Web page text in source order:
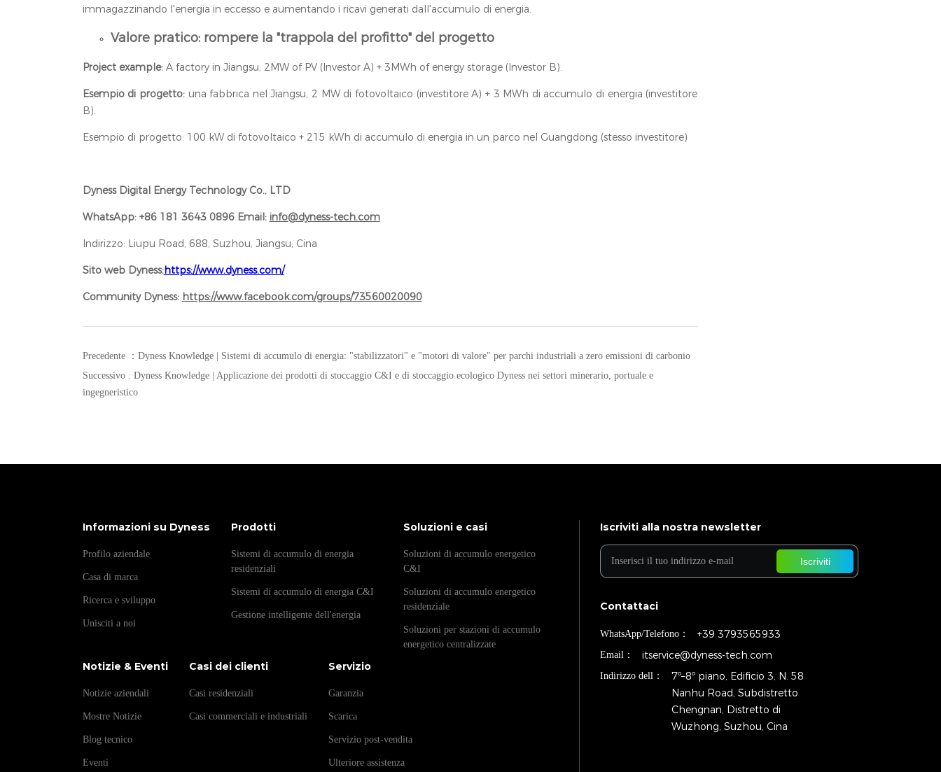
immagazzinando l'energia in eccesso e aumentando i ricavi generati dall'accumulo di energia.
Valore pratico: rompere la "trappola del profitto" del progetto
Project example: A factory in Jiangsu, 2MW of PV (Investor A) + 3MWh of energy storage (Investor B).
Esempio di progetto:una fabbrica nel Jiangsu, 2 MW di fotovoltaico (investitore A) + 3 MWh di accumulo di energia (investitore
B).
Esempio di progetto: 100 kW di fotovoltaico + 215 kWh di accumulo di energia in un parco nel Guangdong (stesso investitore)
Dyness Digital Energy Technology Co., LTD
WhatsApp: +86 181 3643 0896 Email: info@dyness-tech.com
Indirizzo: Liupu Road, 688, Suzhou, Jiangsu, Cina
Sito web Dyness:https://www.dyness.com/
Community Dyness: https://www.facebook.com/groups/73560020090
Precedente ：Dyness Knowledge | Sistemi di accumulo di energia: "stabilizzatori" e "motori di valore" per parchi industriali a zero emissioni di carbonio
Successivo : Dyness Knowledge | Applicazione dei prodotti di stoccaggio C&I e di stoccaggio ecologico Dyness nei settori minerario, portuale e
ingegneristico
Informazioni su Dyness
Profilo aziendale
Casa di marca
Ricerca e sviluppo
Unisciti a noi
Prodotti
Sistemi di accumulo di energia
residenziali
Sistemi di accumulo di energia C&I
Gestione intelligente dell'energia
Soluzioni e casi
Soluzioni di accumulo energetico
C&I
Soluzioni di accumulo energetico
residenziale
Soluzioni per stazioni di accumulo
energetico centralizzate
Notizie & Eventi
Notizie aziendali
Mostre Notizie
Blog tecnico
Eventi
Casi dei clienti
Casi residenziali
Casi commerciali e industriali
Servizio
Garanzia
Scarica
Servizio post-vendita
Ulteriore assistenza
Iscriviti alla nostra newsletter
Iscriviti
Contattaci
WhatsApp/Telefono： +39 3793565933
Email： itservice@dyness-tech.com
Indirizzo dell：
7º–8º piano, Edificio 3, N. 58
Nanhu Road, Subdistretto
Chengnan, Distretto di
Wuzhong, Suzhou, Cina